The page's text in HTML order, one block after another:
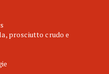
prosciutto crudo e